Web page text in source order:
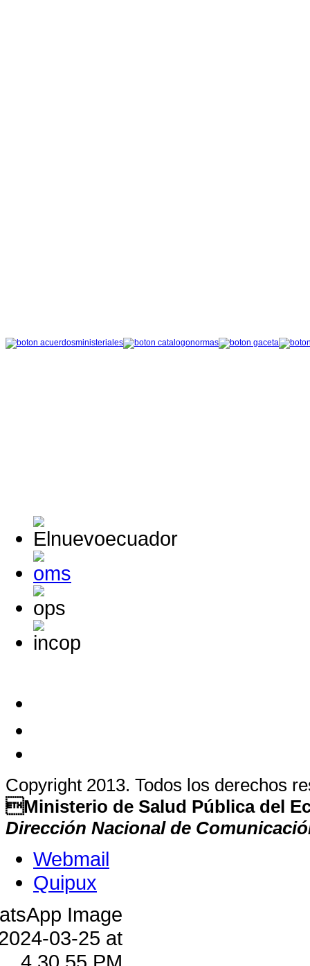
Copyright 2013. Todos los derechos
Ministerio de Salud Pública del
Dirección Nacional de
Webmail
Quipux